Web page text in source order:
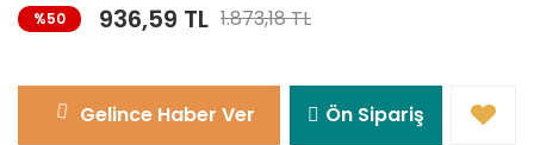
%50 936,59 TL 1.873,18 TL
Gelince Haber Ver Ön Sipariş